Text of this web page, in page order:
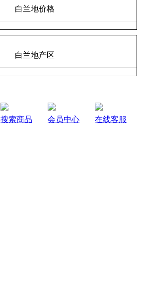
白兰地价格
白兰地产区
搜索商品 会员中心 在线客服